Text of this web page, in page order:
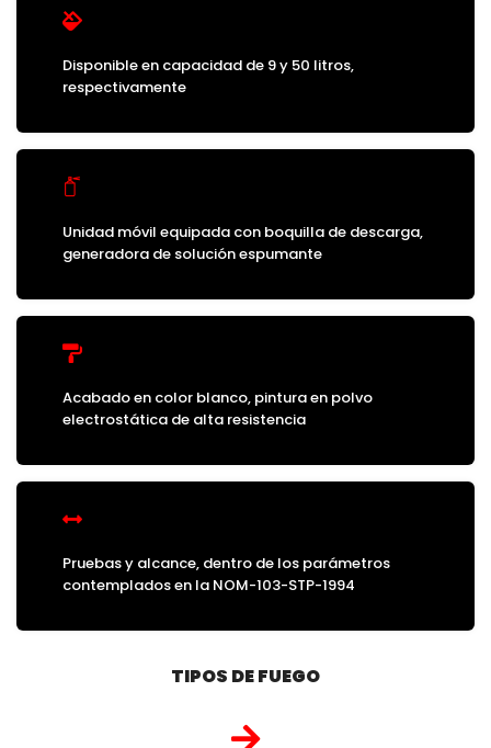
Disponible en capacidad de 9 y 50 litros,
respectivamente
Unidad móvil equipada con boquilla de descarga,
generadora de solución espumante
Acabado en color blanco, pintura en polvo
electrostática de alta resistencia
Pruebas y alcance, dentro de los parámetros
contemplados en la NOM-103-STP-1994
TIPOS DE FUEGO